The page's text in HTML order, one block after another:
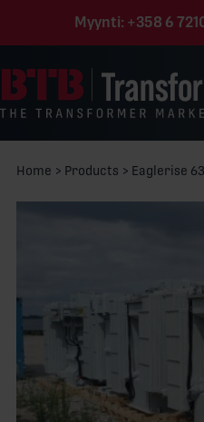
Myynti: +358 6
Home > Products > Eaglerise